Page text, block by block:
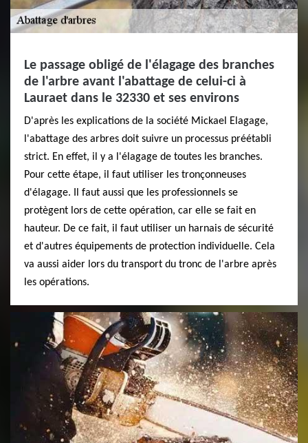
Le passage obligé de l'élagage des branches
de l'arbre avant l'abattage de celui-ci à
Lauraet dans le 32330 et ses environs
D'après les explications de la société Mickael Elagage,
l'abattage des arbres doit suivre un processus préétabli
strict. En effet, il y a l'élagage de toutes les branches.
Pour cette étape, il faut utiliser les tronçonneuses
d'élagage. Il faut aussi que les professionnels se
protègent lors de cette opération, car elle se fait en
hauteur. De ce fait, il faut utiliser un harnais de sécurité
et d'autres équipements de protection individuelle. Cela
va aussi aider lors du transport du tronc de l'arbre après
les opérations.